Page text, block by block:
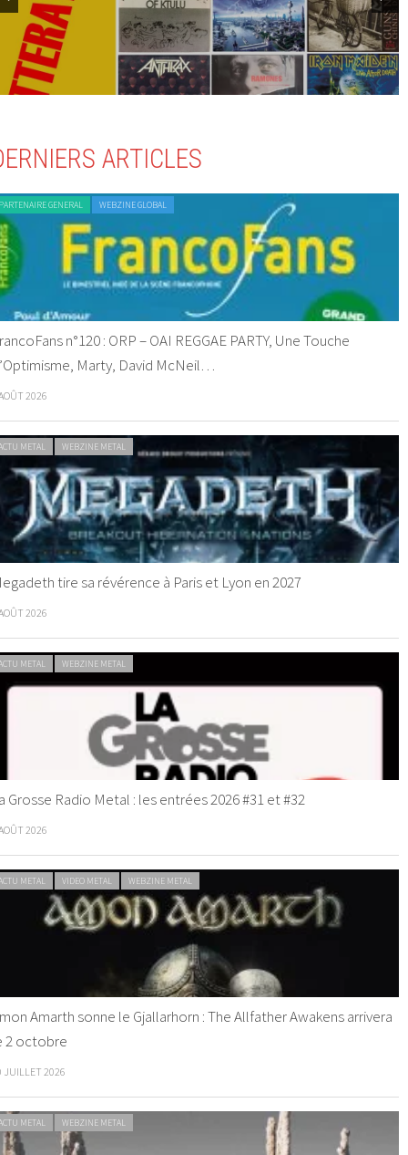
ARTICLES
GENERAL WEBZINE GLOBAL
n°120 : ORP – OAI REGGAE PARTY, Une Touche
Marty, David McNeil…
2026
METAL WEBZINE METAL
tire sa révérence à Paris et Lyon en 2027
2026
METAL WEBZINE METAL
Grosse Radio Metal : les entrées 2026 #31 et #32
2026
METAL VIDEO METAL WEBZINE METAL
Amarth sonne le Gjallarhorn : The Allfather Awakens arrivera
2 octobre
JUILLET 2026
METAL WEBZINE METAL